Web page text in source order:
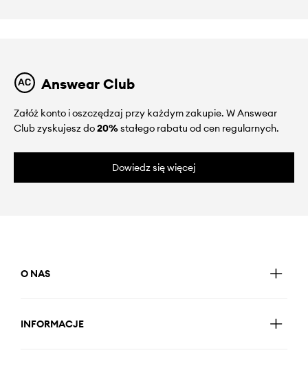
Answear Club
Załóż konto i oszczędzaj przy każdym zakupie. W Answear
Club zyskujesz do20%stałego rabatu od cen regularnych.
Dowiedz się więcej
O NAS
INFORMACJE